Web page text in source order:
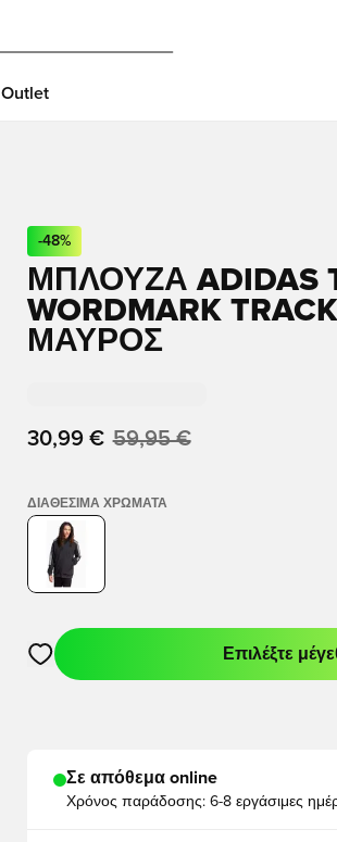
Outlet
-48%
ΜΠΛΟΎΖΑ ADIDAS
WORDMARK
ΜΑΎΡΟΣ
30,99 € 59,95 €
ΔΙΑΘΈΣΙΜΑ ΧΡΏΜΑΤΑ
Ανοίγει ένα Modal για να συνδεθείτε ή
Επιλέξτε
Σε απόθεμα online
Χρόνος παράδοσης: 6-8 εργάσιμες